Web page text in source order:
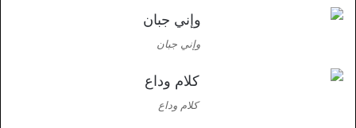
وإني جبان
كلام وداع